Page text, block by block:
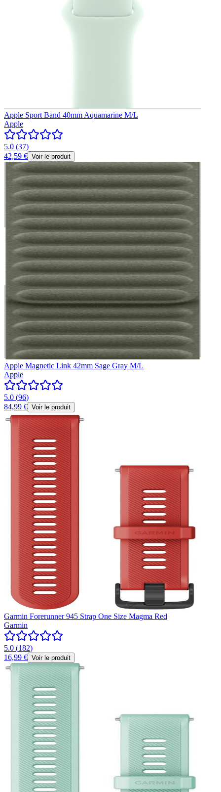
Apple Sport Band 40mm Aquamarine M/L
Apple
5.0 (37)
42,59 € Voir le produit
Apple Magnetic Link 42mm Sage Gray M/L
Apple
5.0 (96)
84,99 € Voir le produit
Garmin Forerunner 945 Strap One Size Magma Red
Garmin
5.0 (182)
16,99 € Voir le produit